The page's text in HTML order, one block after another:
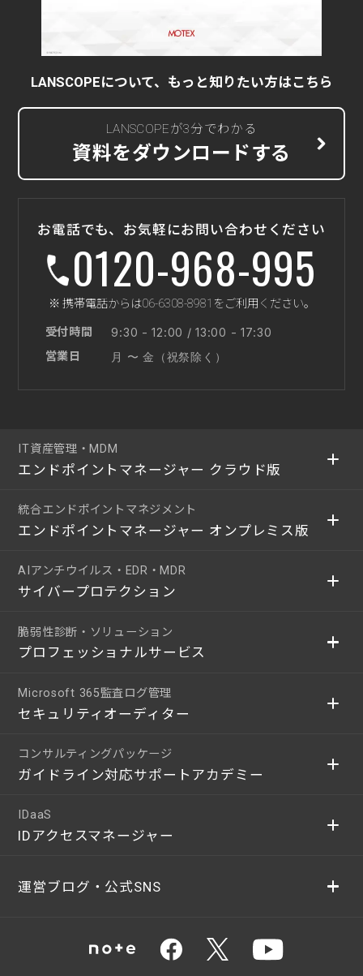
LANSCOPEについて、もっと知りたい方はこちら
LANSCOPEが3分でわかる
資料をダウンロードする
お電話でも、お気軽にお問い合わせください
0120-968-995
※ 携帯電話からは06-6308-8981をご利用ください。
受付時間 9:30 - 12:00 / 13:00 - 17:30
営業日 月 〜 金（祝祭除く）
IT資産管理・MDM
エンドポイントマネージャー クラウド版
統合エンドポイントマネジメント
エンドポイントマネージャー オンプレミス版
AIアンチウイルス・EDR・MDR
サイバープロテクション
脆弱性診断・ソリューション
プロフェッショナルサービス
Microsoft 365監査ログ管理
セキュリティオーディター
コンサルティングパッケージ
ガイドライン対応サポートアカデミー
IDaaS
IDアクセスマネージャー
運営ブログ・公式SNS